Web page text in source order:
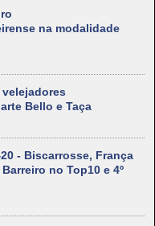
na modalidade
velejadores
Bello e Taça
- Biscarrosse, França
no Top10 e 4º